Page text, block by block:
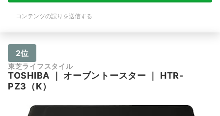
コンテンツの誤りを送信する
2位
東芝ライフスタイル
TOSHIBA ｜ オーブントースター ｜ HTR-
PZ3（K）